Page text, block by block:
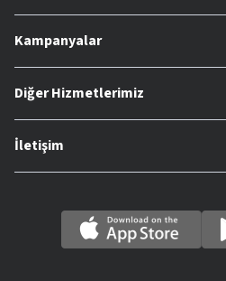
Kampanyalar
Diğer Hizmetlerimiz
İletişim